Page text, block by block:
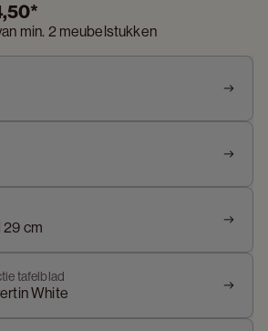
*
min. 2 meubelstukken
29 cm
tafelblad
White